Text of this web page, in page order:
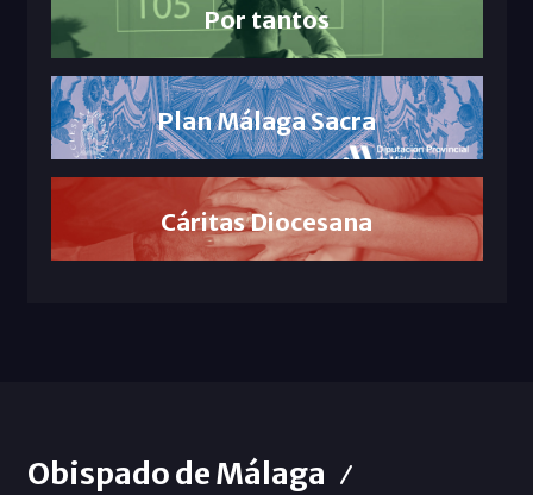
Por tantos
Plan Málaga Sacra
Cáritas Diocesana
Obispado de Málaga